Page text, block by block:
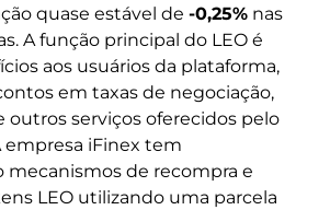
quase estável de -0,25% nas
A função principal do LEO é
aos usuários da plataforma,
em taxas de negociação,
outros serviços oferecidos pelo
empresa iFinex tem
de recompra e
LEO utilizando uma parcela